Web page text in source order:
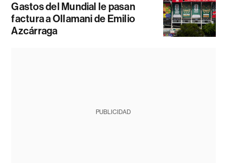
Gastos del Mundial le pasan
factura a Ollamani de Emilio
Azcárraga
PUBLICIDAD